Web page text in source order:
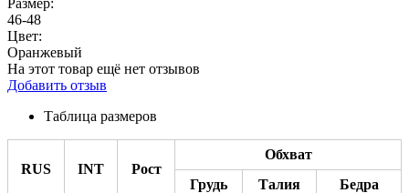
46-48
Цвет:
Оранжевый
На этот товар ещё нет отзывов
Добавить отзыв
Таблица размеров
RUS INT Рост
Обхват
Грудь
Талия
Бедра